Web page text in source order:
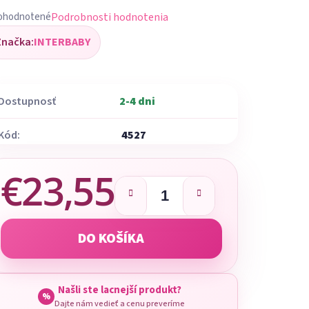
Podrobnosti hodnotenia
INTERBABY
2-4 dni
4527
€23,55
Jednotková cena:
DO KOŠÍKA
% Našli ste lacnejší produkt?
Dajte nám vedieť a cenu preveríme